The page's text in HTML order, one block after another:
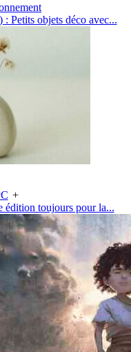
Petits objets déco avec...
+
édition toujours pour la...